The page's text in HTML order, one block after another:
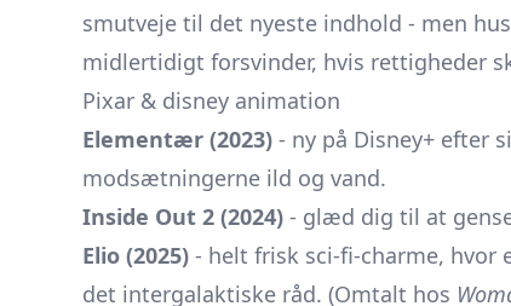
smutveje til det nyeste indhold - men
midlertidigt forsvinder, hvis rettigheder
Pixar & disney animation
Elementær (2023) - ny på Disney+ efter
modsætningerne ild og vand.
Inside Out 2 (2024) - glæd dig til at
Elio (2025) - helt frisk sci-fi-charme, hvor
det intergalaktiske råd. (Omtalt hos